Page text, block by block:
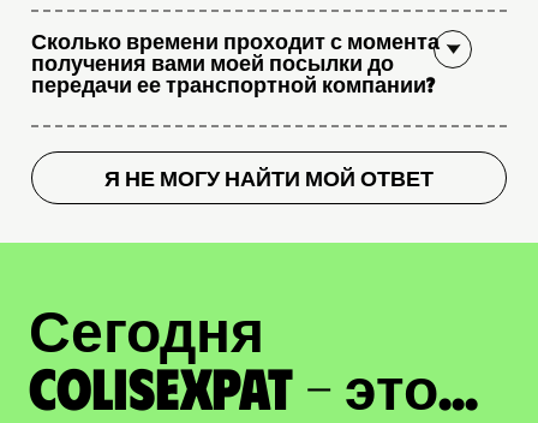
Сколько времени проходит с момента
получения вами моей посылки до
передачи ее транспортной компании?
Я НЕ МОГУ НАЙТИ МОЙ ОТВЕТ
Сегодня
ColisExpat - это...